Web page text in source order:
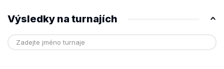
Výsledky na turnajích